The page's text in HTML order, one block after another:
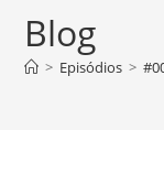
Blog
> Episódios >